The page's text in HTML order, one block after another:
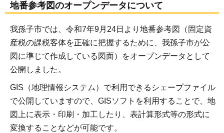
地番参考図のオープンデータについて
我孫子市では、令和7年9月24日より地番参考図（固定資
産税の課税客体を正確に把握するために、我孫子市が公
図に準じて作成している図面）をオープンデータとして
公開しました。
GIS（地理情報システム）で利用できるシェープファイル
で公開していますので、GISソフトを利用することで、地
図上に表示・印刷・加工したり、表計算形式等の形式に
変換することなどが可能です。